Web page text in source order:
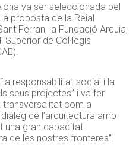
va ser seleccionada pel
proposta de la Reial
Ferran, la Fundació Arquia,
Superior de Col·legis
responsabilitat social i la
seus projectes” i va fer
transversalitat com a
de l’arquitectura amb
una gran capacitat
de les nostres fronteres”.